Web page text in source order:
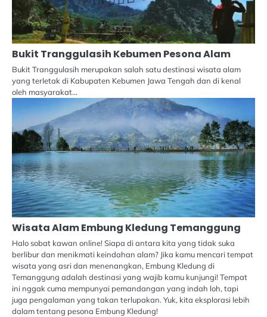
Bukit Tranggulasih Kebumen Pesona Alam
Bukit Tranggulasih merupakan salah satu destinasi wisata alam
yang terletak di Kabupaten Kebumen Jawa Tengah dan di kenal
oleh masyarakat…
Wisata Alam Embung Kledung Temanggung
Halo sobat kawan online! Siapa di antara kita yang tidak suka
berlibur dan menikmati keindahan alam? Jika kamu mencari tempat
wisata yang asri dan menenangkan, Embung Kledung di
Temanggung adalah destinasi yang wajib kamu kunjungi! Tempat
ini nggak cuma mempunyai pemandangan yang indah loh, tapi
juga pengalaman yang takan terlupakan. Yuk, kita eksplorasi lebih
dalam tentang pesona Embung Kledung!